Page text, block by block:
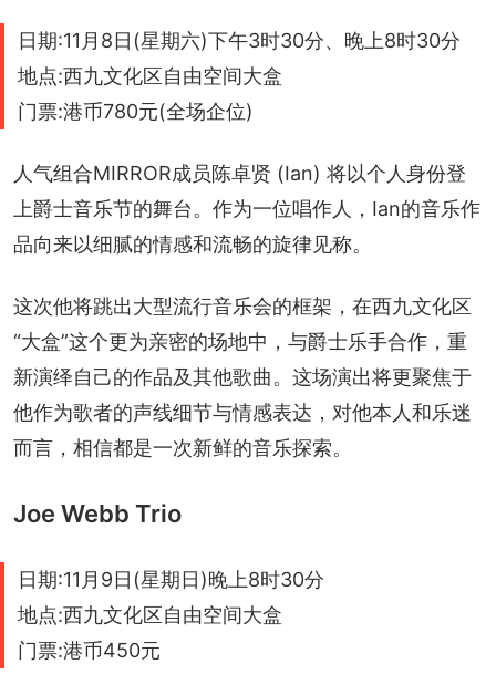
日期:11月8日(星期六)下午3时30分、晚上8时30分
地点:西九文化区自由空间大盒
门票:港币780元(全场企位)
人气组合MIRROR成员陈卓贤 (Ian) 将以个人身份登
上爵士音乐节的舞台。作为一位唱作人，Ian的音乐作
品向来以细腻的情感和流畅的旋律见称。
这次他将跳出大型流行音乐会的框架，在西九文化区
“大盒”这个更为亲密的场地中，与爵士乐手合作，重
新演绎自己的作品及其他歌曲。这场演出将更聚焦于
他作为歌者的声线细节与情感表达，对他本人和乐迷
而言，相信都是一次新鲜的音乐探索。
Joe Webb Trio
日期:11月9日(星期日)晚上8时30分
地点:西九文化区自由空间大盒
门票:港币450元